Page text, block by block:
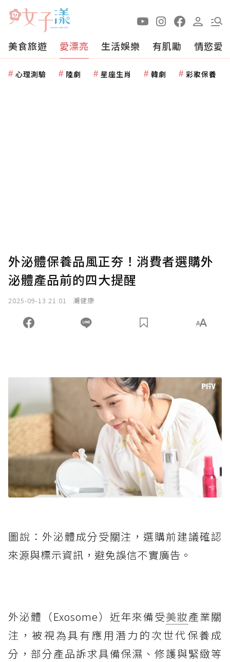
美食旅遊 愛漂亮 生活娛樂 有肌勵 情慾愛
心理測驗 陸劇 星座生肖 韓劇 彩妝保養
外泌體保養品風正夯！消費者選購外
泌體產品前的四大提醒
2025-09-13 21:01 潮健康
圖說：外泌體成分受關注，選購前建議確認
來源與標示資訊，避免誤信不實廣告。
外泌體（Exosome）近年來備受美妝產業關
注，被視為具有應用潛力的次世代保養成
分，部分產品訴求具備保濕、修護與緊緻等